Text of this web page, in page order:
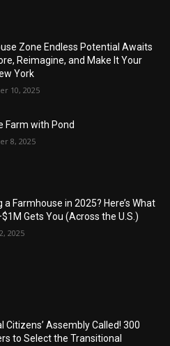
Zone Endless Potential Awaits
Reimagine, and Make It Your
York
10, 2025
Farm with Pond
8, 2025
a Farmhouse in 2025? Here’s What
Gets You (Across the U.S.)
2025
Citizens’ Assembly Called! 300
to Select the Transitional